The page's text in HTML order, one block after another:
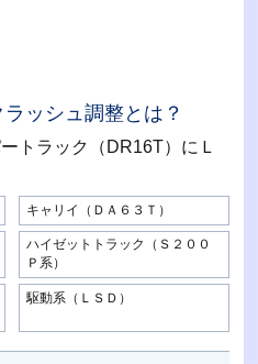
ッシュ調整とは？
トラック（DR16T）にＬ
キャリイ（ＤＡ６３Ｔ）
ハイゼットトラック（Ｓ２００
Ｐ系）
駆動系（ＬＳＤ）